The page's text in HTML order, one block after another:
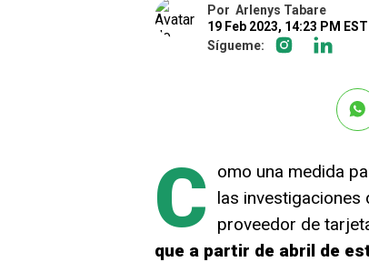
Por Arlenys Tabare
19 Feb 2023, 14:23 PM EST
Sígueme:
C omo una medida
las investigaciones
proveedor de
que a partir de abril de